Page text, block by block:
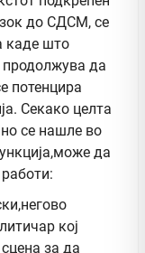
до СДСМ, се
каде што
продолжува да
потенцира
Секако целта
се нашле во
да
кој
за да